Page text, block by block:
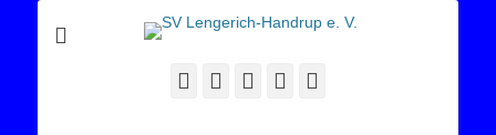
SV Lengerich-
Handrup e. V.
Sportverein Lengerich Handrup
Facebook
Twitter YouTube